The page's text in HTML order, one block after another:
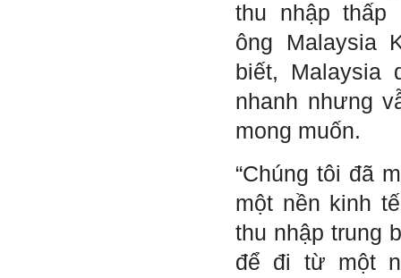
thu nhập thấp
ông Malaysia
biết, Malaysia
nhanh nhưng
mong muốn.
“Chúng tôi đã
một nền kinh
thu nhập trung
để đi từ một